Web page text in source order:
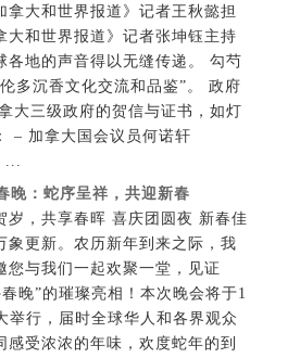
拿大和世界报道》记者王秋懿担
大和世界报道》记者张坤钰主持
各地的声音得以无缝传递。 勾芍
多沉香文化交流和品鉴”。 政府
大三级政府的贺信与证书，如灯
– 加拿大国会议员何诺轩
晚：蛇序呈祥，共迎新春
岁，共享春晖 喜庆团圆夜 新春佳
象更新。农历新年到来之际，我
您与我们一起欢聚一堂，见证
晚”的璀璨亮相！本次晚会将于1
举行，届时全球华人和各界观众
感受浓浓的年味，欢度蛇年的到